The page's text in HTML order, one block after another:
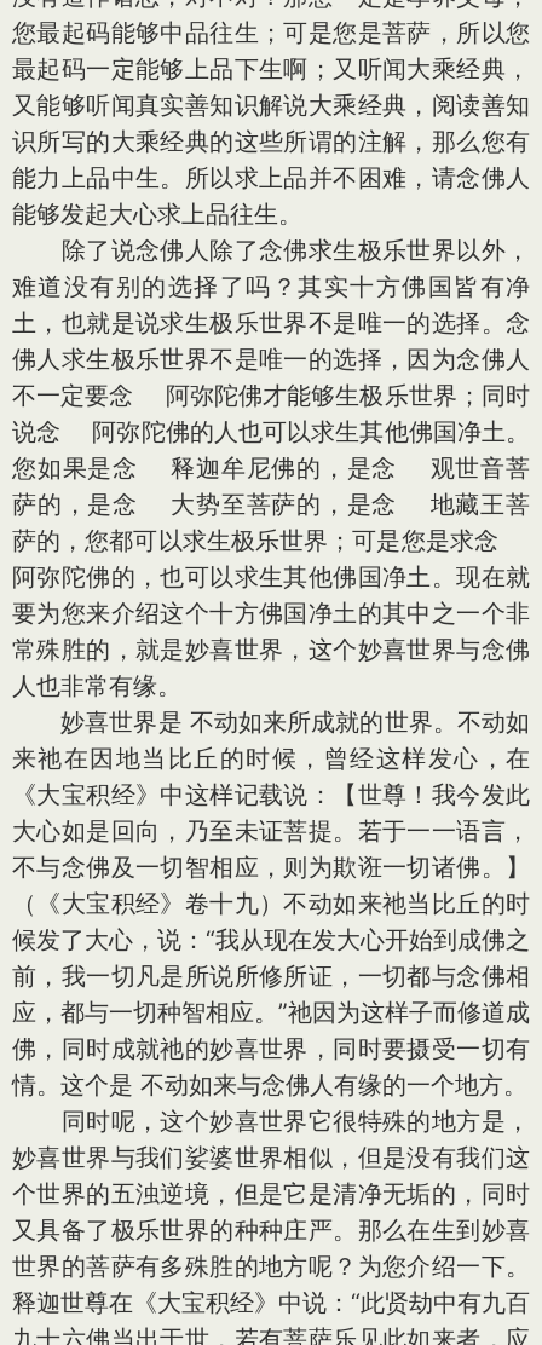
您最起码能够中品往生；可是您是菩萨，所以您
最起码一定能够上品下生啊；又听闻大乘经典，
又能够听闻真实善知识解说大乘经典，阅读善知
识所写的大乘经典的这些所谓的注解，那么您有
能力上品中生。所以求上品并不困难，请念佛人
能够发起大心求上品往生。
除了说念佛人除了念佛求生极乐世界以外，
难道没有别的选择了吗？其实十方佛国皆有净
土，也就是说求生极乐世界不是唯一的选择。念
佛人求生极乐世界不是唯一的选择，因为念佛人
不一定要念 阿弥陀佛才能够生极乐世界；同时
说念 阿弥陀佛的人也可以求生其他佛国净土。
您如果是念 释迦牟尼佛的，是念 观世音菩
萨的，是念 大势至菩萨的，是念 地藏王菩
萨的，您都可以求生极乐世界；可是您是求念
阿弥陀佛的，也可以求生其他佛国净土。现在就
要为您来介绍这个十方佛国净土的其中之一个非
常殊胜的，就是妙喜世界，这个妙喜世界与念佛
人也非常有缘。
妙喜世界是 不动如来所成就的世界。不动如
来祂在因地当比丘的时候，曾经这样发心，在
《大宝积经》中这样记载说：【世尊！我今发此
大心如是回向，乃至未证菩提。若于一一语言，
不与念佛及一切智相应，则为欺诳一切诸佛。】
（《大宝积经》卷十九）不动如来祂当比丘的时
候发了大心，说：“我从现在发大心开始到成佛之
前，我一切凡是所说所修所证，一切都与念佛相
应，都与一切种智相应。”祂因为这样子而修道成
佛，同时成就祂的妙喜世界，同时要摄受一切有
情。这个是 不动如来与念佛人有缘的一个地方。
同时呢，这个妙喜世界它很特殊的地方是，
妙喜世界与我们娑婆世界相似，但是没有我们这
个世界的五浊逆境，但是它是清净无垢的，同时
又具备了极乐世界的种种庄严。那么在生到妙喜
世界的菩萨有多殊胜的地方呢？为您介绍一下。
释迦世尊在《大宝积经》中说：“此贤劫中有九百
九十六佛当出于世，若有菩萨乐见此如来者，应